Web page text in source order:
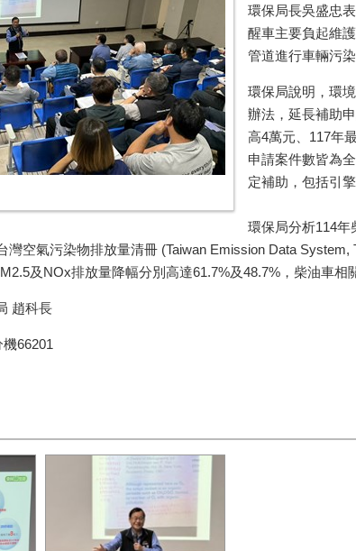
環保局長吳盛忠
醒車主要負起維
管道進行車輛污
環保局說明，環
辦法，延長補助
高4萬元、117年
申請案件數皆為
定補助，包括引
環保局分析114年
灣空氣污染物排放量清冊 (Taiwan Emission Data
及NOx排放量降幅分別高達61.7%及48.7%，柴油車
趙科長
66201